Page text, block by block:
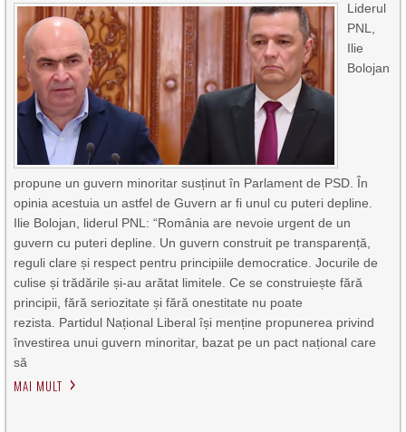
Liderul
PNL,
Ilie
Bolojan
propune un guvern minoritar susținut în Parlament de PSD. În
opinia acestuia un astfel de Guvern ar fi unul cu puteri depline.
Ilie Bolojan, liderul PNL: “România are nevoie urgent de un
guvern cu puteri depline. Un guvern construit pe transparență,
reguli clare și respect pentru principiile democratice. Jocurile de
culise și trădările și-au arătat limitele. Ce se construiește fără
principii, fără seriozitate și fără onestitate nu poate
rezista. Partidul Național Liberal își menține propunerea privind
învestirea unui guvern minoritar, bazat pe un pact național care
să
MAI MULT